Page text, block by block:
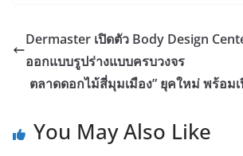
Dermaster เปิดตัว Body Design
ออกแบบรูปร่างแบบครบวงจร
ตลาดดอกไม้สี่มุมเมือง” ยุคใหม่ พร้อม
You May Also Like